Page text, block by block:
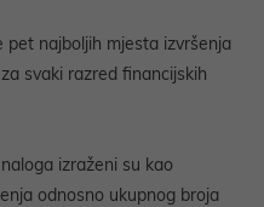
pet najboljih mjesta izvršenja
svaki razred financijskih
izraženi su kao
odnosno ukupnog broja